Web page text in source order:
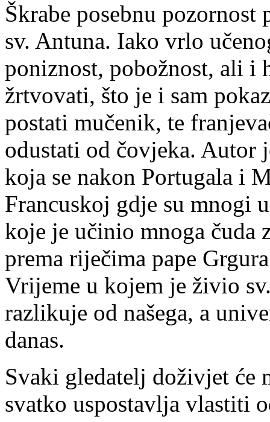
Škrabe posebnu
sv. Antuna. Iako vrlo
poniznost, pobožnost, ali i
žrtvovati, što je i sam
postati mučenik, te
odustati od čovjeka.
koja se nakon Portugala i
Francuskoj gdje su mnogi
koje je učinio mnoga čuda
prema riječima pape
Vrijeme u kojem je živio
razlikuje od našega, a
danas.
Svaki gledatelj doživjet će
svatko uspostavlja vlastiti